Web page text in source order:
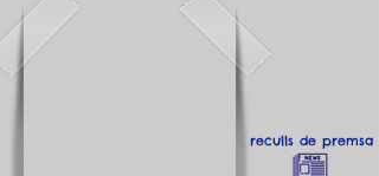
reculls de premsa